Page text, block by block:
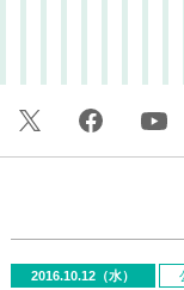
2016.10.12（水）